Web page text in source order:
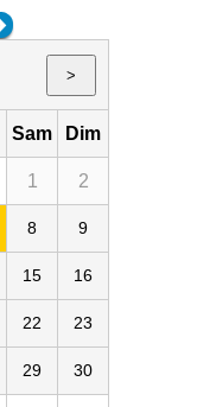
>
Sam Dim
1 2
8 9
15 16
22 23
29 30